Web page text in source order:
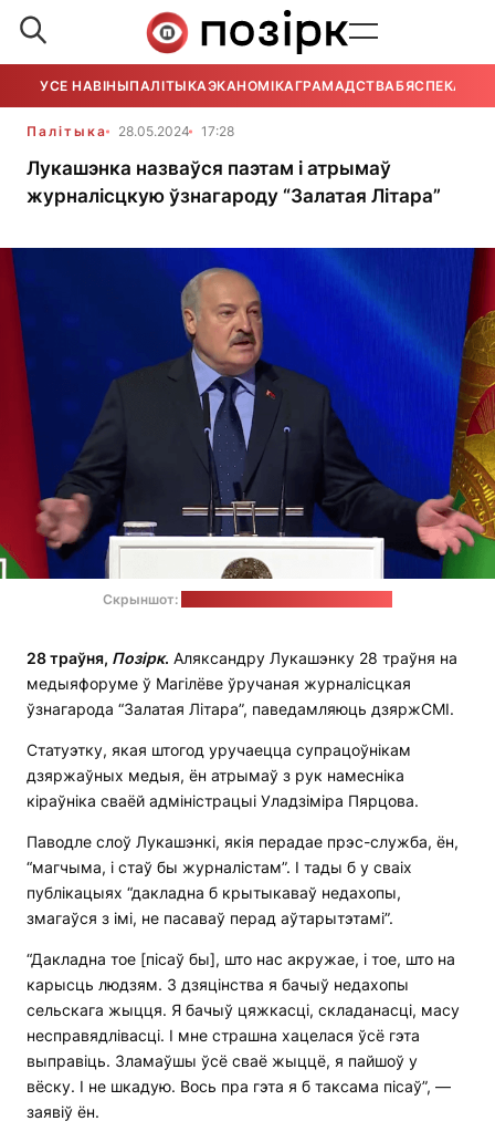
УСЕ НАВІНЫПАЛІТЫКАЭКАНОМІКАГРАМАДСТВАБЯСПЕКА
Палітыка 28.05.2024 17:28
Лукашэнка назваўся паэтам і атрымаў
журналісцкую ўзнагароду “Залатая Літара”
Скрыншот:
28 траўня, Позірк. Аляксандру Лукашэнку 28 траўня на
медыяфоруме ў Магілёве ўручаная журналісцкая
ўзнагарода “Залатая Літара”, паведамляюць дзяржСМІ.
Статуэтку, якая штогод уручаецца супрацоўнікам
дзяржаўных медыя, ён атрымаў з рук намесніка
кіраўніка сваёй адміністрацыі Уладзіміра Пярцова.
Паводле слоў Лукашэнкі, якія перадае прэс-служба, ён,
“магчыма, і стаў бы журналістам”. І тады б у сваіх
публікацыях “дакладна б крытыкаваў недахопы,
змагаўся з імі, не пасаваў перад аўтарытэтамі”.
“Дакладна тое [пісаў бы], што нас акружае, і тое, што на
карысць людзям. З дзяцінства я бачыў недахопы
сельскага жыцця. Я бачыў цяжкасці, складанасці, масу
несправядлівасці. І мне страшна хацелася ўсё гэта
выправіць. Зламаўшы ўсё сваё жыццё, я пайшоў у
вёску. І не шкадую. Вось пра гэта я б таксама пісаў”, —
заявіў ён.